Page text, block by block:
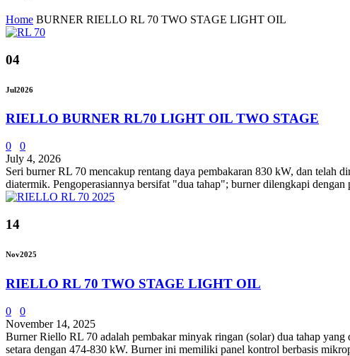
Home BURNER RIELLO RL 70 TWO STAGE LIGHT OIL
04
Jul2026
RIELLO BURNER RL70 LIGHT OIL TWO STAGE
0
0
July 4, 2026
Seri burner RL 70 mencakup rentang daya pembakaran 830 kW, dan telah
diatermik. Pengoperasiannya bersifat "dua tahap"; burner dilengkapi
14
Nov2025
RIELLO RL 70 TWO STAGE LIGHT OIL
0
0
November 14, 2025
Burner Riello RL 70 adalah pembakar minyak ringan (solar) dua tahap
setara dengan 474-830 kW. Burner ini memiliki panel kontrol berbasis